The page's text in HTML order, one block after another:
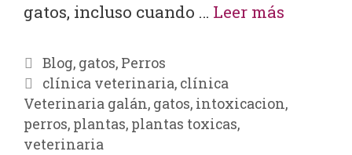
gatos, incluso cuando … Leer más
Blog, gatos, Perros
clínica veterinaria, clínica
Veterinaria galán, gatos, intoxicacion,
perros, plantas, plantas toxicas,
veterinaria